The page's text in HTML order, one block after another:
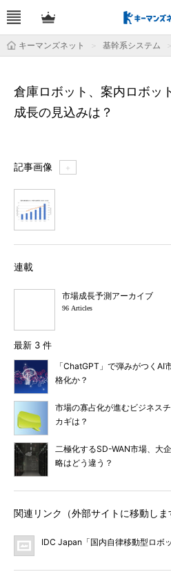
キーマンズネット 基幹系システム
倉庫ロボット、案内ロボ
成長の見込みは？
記事画像 ＋
連載
市場成長予測アーカイブ
96 Articles
最新 3 件
「ChatGPT」で弾みがつくAI
格化か？
市場の寡占化が進むビジネス
カギは？
二極化するSD-WAN市場、大
略はどう違う？
関連リンク（外部サイトに移動しま
IDC Japan「国内自律移動型ロボ